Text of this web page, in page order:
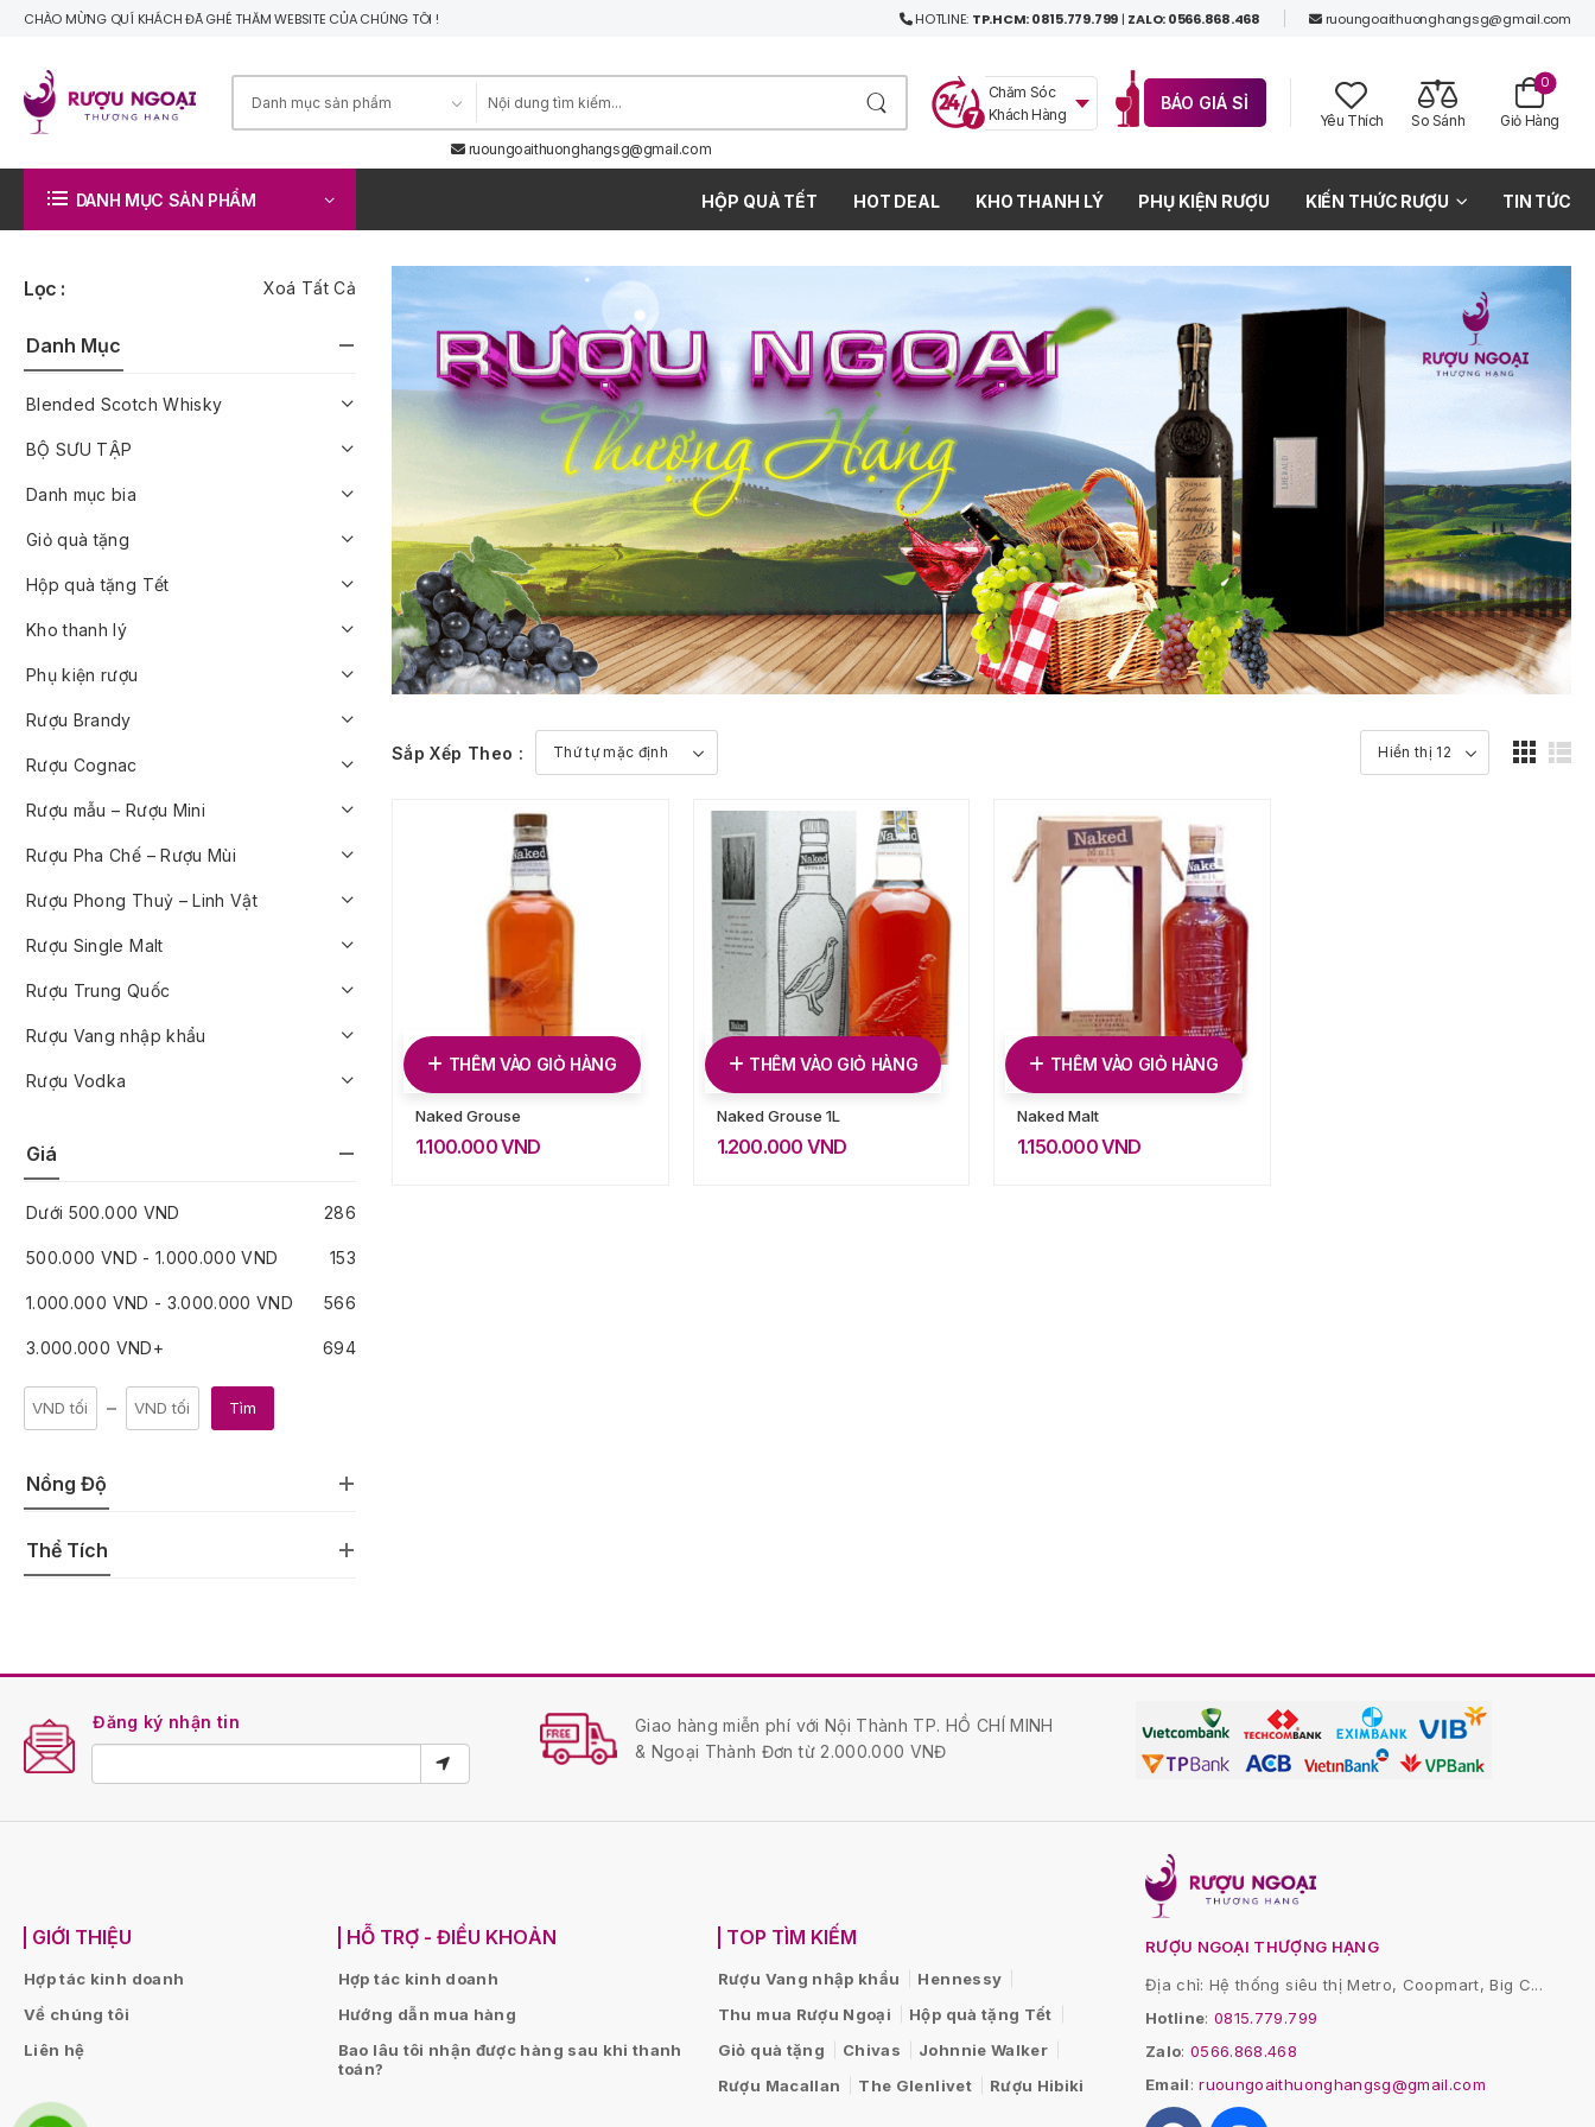
CHÀO MỪNG QUÍ KHÁCH ĐÃ GHÉ THĂM WEBSITE CỦA CHÚNG TÔI ! HOTLINE: TP.HCM: 0815.779.799 | ZALO: 0566.868.468 ruoungoaithuonghangsg@gmail.com
ruoungoaithuonghangsg@gmail.com
BÁO GIÁ SỈ
Chăm Sóc
Khách Hàng
Yêu Thích So Sánh Giỏ Hàng
0
DANH MỤC SẢN PHẨM HỘP QUÀ TẾT HOT DEAL KHO THANH LÝ PHỤ KIỆN RƯỢU KIẾN THỨC RƯỢU TIN TỨC
Lọc : Xoá Tất Cả
Danh Mục
Blended Scotch Whisky
BỘ SƯU TẬP
Danh mục bia
Giỏ quà tặng
Hộp quà tặng Tết
Kho thanh lý
Phụ kiện rượu
Rượu Brandy
Rượu Cognac
Rượu mẫu – Rượu Mini
Rượu Pha Chế – Rượu Mùi
Rượu Phong Thuỷ – Linh Vật
Rượu Single Malt
Rượu Trung Quốc
Rượu Vang nhập khẩu
Rượu Vodka
Giá
Dưới 500.000 VND 286
500.000 VND - 1.000.000VND 153
1.000.000 VND - 3.000.000VND 566
3.000.000 VND+ 694
Tìm
Nồng Độ
Thể Tích
Sắp Xếp Theo :
THÊM VÀO GIỎ HÀNG
Naked Grouse
1.100.000VND
THÊM VÀO GIỎ HÀNG
Naked Grouse 1L
1.200.000 VND
THÊM VÀO GIỎ HÀNG
Naked Malt
1.150.000VND
Đăng ký nhận tin
Giao hàng miễn phí với Nội Thành TP. HỒ CHÍ MINH
& Ngoại Thành Đơn từ 2.000.000 VNĐ
GIỚI THIỆU
Hợp tác kinh doanh
Về chúng tôi
Liên hệ
HỖ TRỢ - ĐIỀU KHOẢN
Hợp tác kinh doanh
Hướng dẫn mua hàng
Bao lâu tôi nhận được hàng sau khi thanh
toán?
TOP TÌM KIẾM
Rượu Vang nhập khẩu
Hennessy
Thu mua Rượu Ngoại
Hộp quà tặng Tết
Giỏ quà tặng
Chivas
Johnnie Walker
Rượu Macallan
The Glenlivet Rượu Hibiki
RƯỢU NGOẠI THƯỢNG HẠNG
Địa chỉ: Hệ thống siêu thị Metro, Coopmart, Big C...
Hotline:0815.779.799
Zalo: 0566.868.468
Email:ruoungoaithuonghangsg@gmail.com